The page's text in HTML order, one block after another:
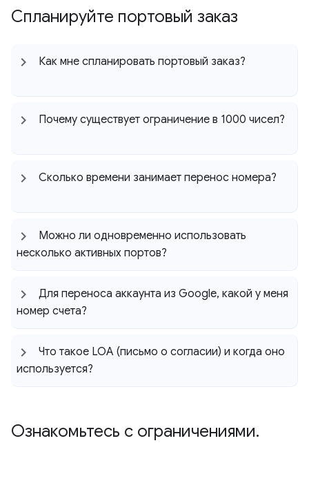
Спланируйте портовый заказ
Как мне спланировать портовый заказ?
Почему существует ограничение в 1000 чисел?
Сколько времени занимает перенос номера?
Можно ли одновременно использовать
несколько активных портов?
Для переноса аккаунта из Google, какой у меня
номер счета?
Что такое LOA (письмо о согласии) и когда оно
используется?
Ознакомьтесь с ограничениями.